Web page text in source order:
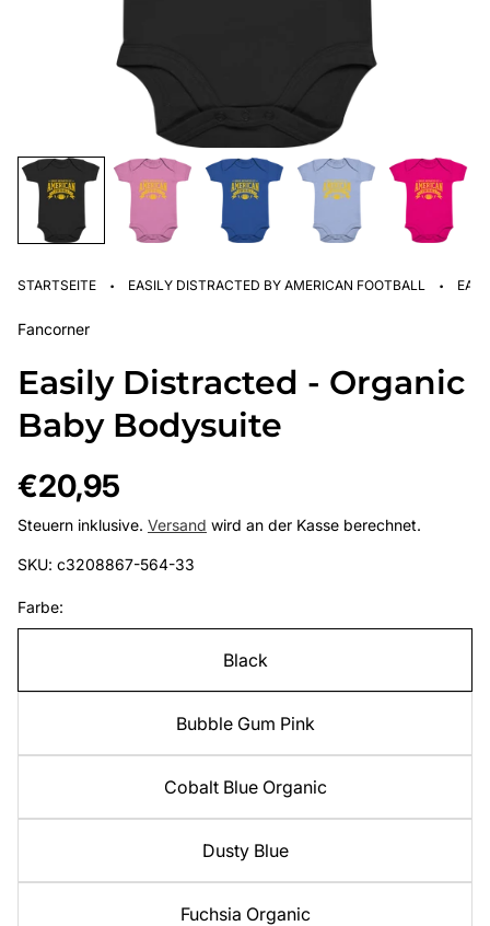
STARTSEITE · EASILY DISTRACTED BY AMERICAN FOOTBALL ·
Fancorner
Easily Distracted - Organic
Baby Bodysuite
Regulärer
Preis
€20,95
Steuern inklusive. Versand wird an der Kasse berechnet.
SKU: c3208867-564-33
Farbe:
Black
Bubble Gum Pink
Cobalt Blue Organic
Dusty Blue
Fuchsia Organic